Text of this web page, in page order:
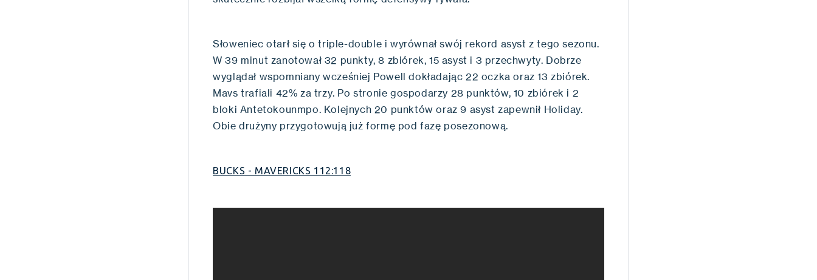
Słoweniec otarł się o triple-double i wyrównał swój rekord asyst z tego sezonu.
W 39 minut zanotował 32 punkty, 8 zbiórek, 15 asyst i 3 przechwyty. Dobrze
wyglądał wspomniany wcześniej Powell dokładając 22 oczka oraz 13 zbiórek.
Mavs trafiali 42% za trzy. Po stronie gospodarzy 28 punktów, 10 zbiórek i 2
bloki Antetokounmpo. Kolejnych 20 punktów oraz 9 asyst zapewnił Holiday.
Obie drużyny przygotowują już formę pod fazę posezonową.
BUCKS - MAVERICKS 112:118